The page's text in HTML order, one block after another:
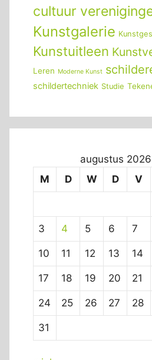
cultuur
Kunstgalerie
Kunstuitleen
Leren Moderne Kunst
schildertechniek Studie
augustus 2026
M
D W D V
3 4 5 6 7
10 11 12 13 14
17 18 19 20 21
24 25 26 27 28
31